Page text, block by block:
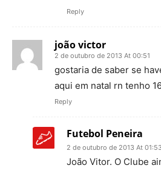
Reply
joão victor
2 de outubro de 2013 At 00:51
gostaria de saber se
aqui em natal rn tenho
Reply
Futebol Peneira
2 de outubro de 2013 At 01:53
João Vitor. O Clube